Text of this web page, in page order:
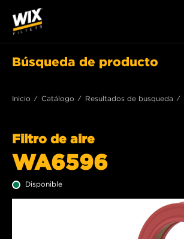
Búsqueda de producto
Inicio Catálogo Resultados de busqueda
Filtro de aire
WA6596
Disponible